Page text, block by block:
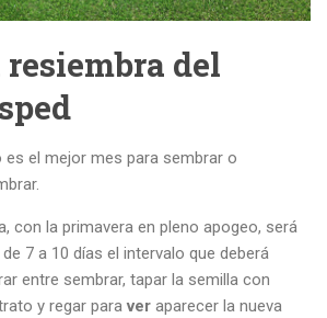
resiembra del
es el mejor mes para sembrar o
con la primavera en pleno apogeo, será
7 a 10 días el intervalo que deberá
entre sembrar, tapar la semilla con
y regar paraver aparecer la nueva